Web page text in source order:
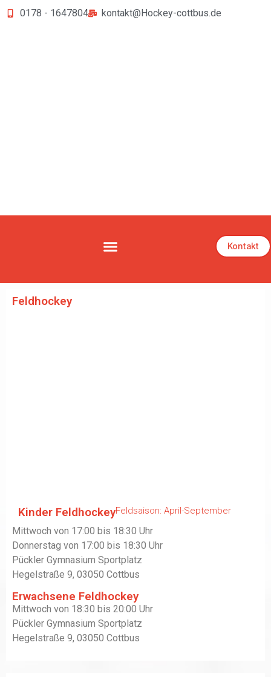
0178 - 1647804 kontakt@Hockey-cottbus.de
Kontakt
Feldhockey
Kinder FeldhockeyFeldsaison: April-September
Mittwoch von 17:00 bis 18:30 Uhr
Donnerstag von 17:00 bis 18:30 Uhr
Pückler Gymnasium Sportplatz
Hegelstraße 9, 03050 Cottbus
Erwachsene Feldhockey
Mittwoch von 18:30 bis 20:00 Uhr
Pückler Gymnasium Sportplatz
Hegelstraße 9, 03050 Cottbus